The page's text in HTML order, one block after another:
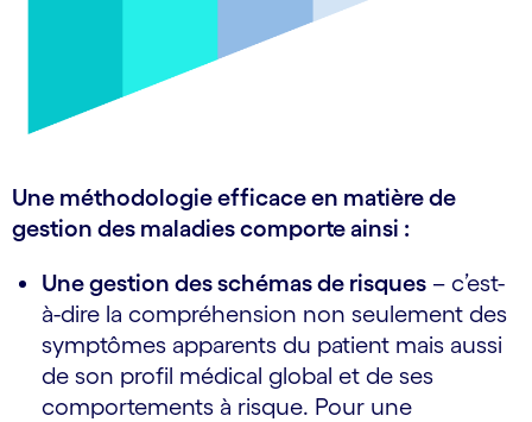
Une méthodologie efficace en matière de
gestion des maladies comporte ainsi :
Une gestion des schémas de risques – c’est­-
à-dire la compréhension non seulement des
symptômes apparents du patient mais aussi
de son profil médical global et de ses
comportements à risque. Pour une